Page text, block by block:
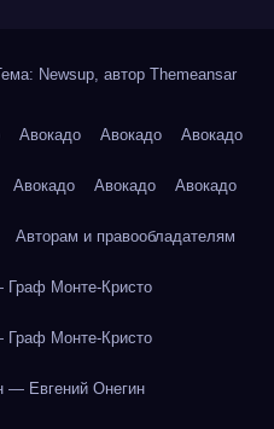
Newsup, автор Themeansar
Авокадо Авокадо Авокадо
Авокадо Авокадо Авокадо
Авторам и правообладателям
Монте-Кристо
Монте-Кристо
— Евгений Онегин